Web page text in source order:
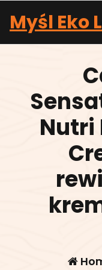
content
Myśl Eko
Nutri